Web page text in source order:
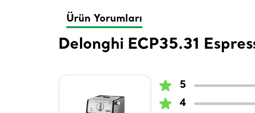
Ürün Yorumları
Delonghi ECP35.31
5
4